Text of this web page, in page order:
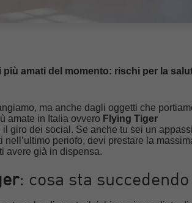
amati del momento: rischi per la
ma anche dagli oggetti che
amate in Italia ovvero Flying Tiger
il giro dei social. Se anche tu sei un
periofo, devi prestare la
avere già in dispensa.
: cosa sta succedendo